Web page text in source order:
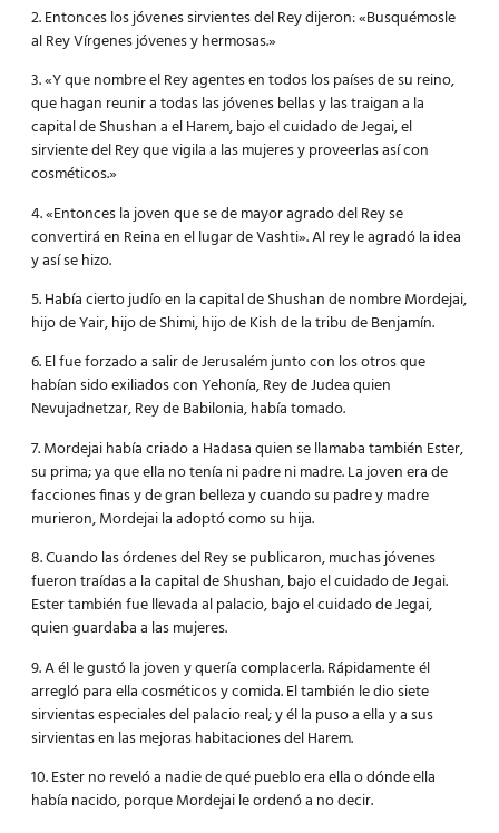
2. Entonces los jóvenes sirvientes del Rey dijeron: «Busquémosle
al Rey Vírgenes jóvenes y hermosas.»
3. «Y que nombre el Rey agentes en todos los países de su reino,
que hagan reunir a todas las jóvenes bellas y las traigan a la
capital de Shushan a el Harem, bajo el cuidado de Jegai, el
sirviente del Rey que vigila a las mujeres y proveerlas así con
cosméticos.»
4. «Entonces la joven que se de mayor agrado del Rey se
convertirá en Reina en el lugar de Vashti». Al rey le agradó la idea
y así se hizo.
5. Había cierto judío en la capital de Shushan de nombre Mordejai,
hijo de Yair, hijo de Shimi, hijo de Kish de la tribu de Benjamín.
6. El fue forzado a salir de Jerusalém junto con los otros que
habían sido exiliados con Yehonía, Rey de Judea quien
Nevujadnetzar, Rey de Babilonia, había tomado.
7. Mordejai había criado a Hadasa quien se llamaba también Ester,
su prima; ya que ella no tenía ni padre ni madre. La joven era de
facciones finas y de gran belleza y cuando su padre y madre
murieron, Mordejai la adoptó como su hija.
8. Cuando las órdenes del Rey se publicaron, muchas jóvenes
fueron traídas a la capital de Shushan, bajo el cuidado de Jegai.
Ester también fue llevada al palacio, bajo el cuidado de Jegai,
quien guardaba a las mujeres.
9. A él le gustó la joven y quería complacerla. Rápidamente él
arregló para ella cosméticos y comida. El también le dio siete
sirvientas especiales del palacio real; y él la puso a ella y a sus
sirvientas en las mejoras habitaciones del Harem.
10. Ester no reveló a nadie de qué pueblo era ella o dónde ella
había nacido, porque Mordejai le ordenó a no decir.